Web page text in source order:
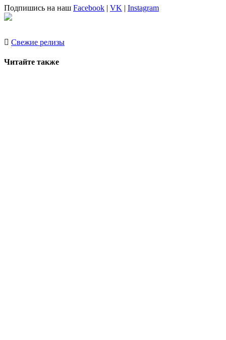
Подпишись на наш Facebook | VK | Instagram
Свежие релизы
Читайте также